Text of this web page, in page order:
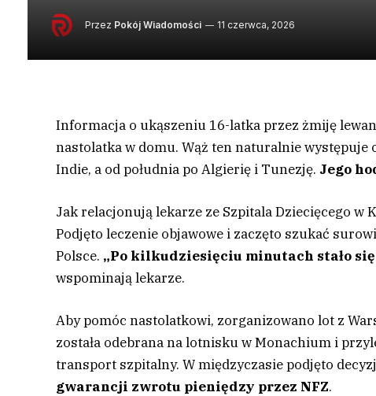
Przez Pokój Wiadomości 11 czerwca, 2026
Informacja o ukąszeniu 16-latka przez żmiję
nastolatka w domu. Wąż ten naturalnie
Indie, a od południa po Algierię i Tunezję. Jego
Jak relacjonują lekarze ze Szpitala Dziecięcego w
Podjęto leczenie objawowe i zaczęto szukać
Polsce. „Po kilkudziesięciu minutach stało
wspominają lekarze.
Aby pomóc nastolatkowi, zorganizowano lot z
została odebrana na lotnisku w Monachium i
transport szpitalny. W międzyczasie podjęto
gwarancji zwrotu pieniędzy przez NFZ.